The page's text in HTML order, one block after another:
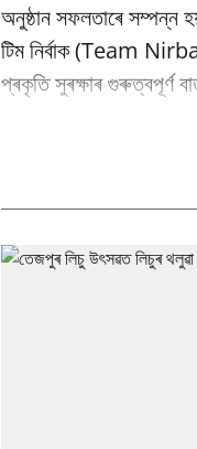
অনুষ্ঠান সফলতাৰে সম্পন্ন
টিম নিৰ্বাক (Team
প্ৰকৃতি সুৰক্ষাৰ গুৰুত্বপূৰ্ণ